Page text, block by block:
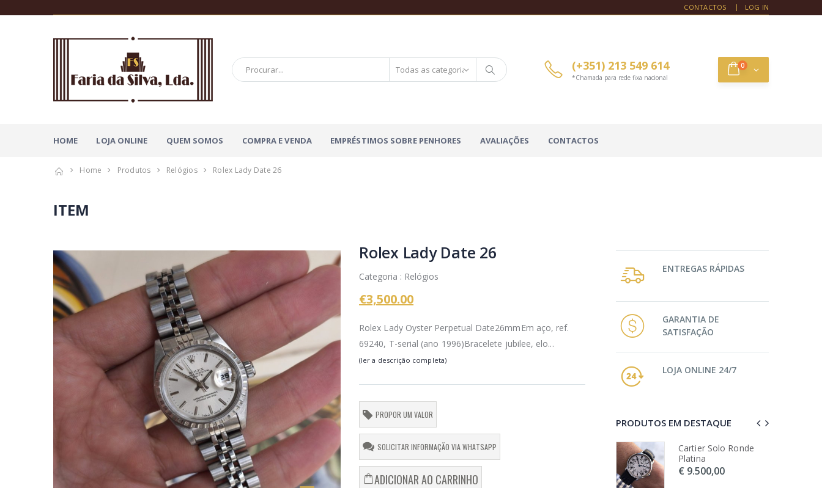
CONTACTOS LOG IN
(+351) 213 549 614
*Chamada para rede fixa nacional
0
HOME LOJA ONLINE QUEM SOMOS COMPRA E VENDA EMPRÉSTIMOS SOBRE PENHORES AVALIAÇÕES CONTACTOS
Home Produtos Relógios Rolex Lady Date 26
ITEM
Rolex Lady Date 26
Categoria : Relógios
€3,500.00
Rolex Lady Oyster Perpetual Date26mmEm aço, ref.
69240, T-serial (ano 1996)Bracelete jubilee, elo...
(ler a descrição completa)
PROPOR UM VALOR
SOLICITAR INFORMAÇÃO VIA WHATSAPP
ADICIONAR AO CARRINHO
ENTREGAS RÁPIDAS
GARANTIA DE
SATISFAÇÃO
LOJA ONLINE 24/7
PRODUTOS EM DESTAQUE
Anel Leitão e Irmão
€ 2.250,00
Cartier Solo Ronde
Platina
€ 9.500,00